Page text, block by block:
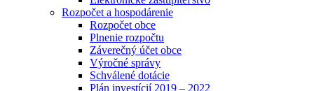
Rozpočet a hospodárenie
Rozpočet obce
Plnenie rozpočtu
Záverečný účet obce
Výročné správy
Schválené dotácie
Plán investícií 2019 – 2022